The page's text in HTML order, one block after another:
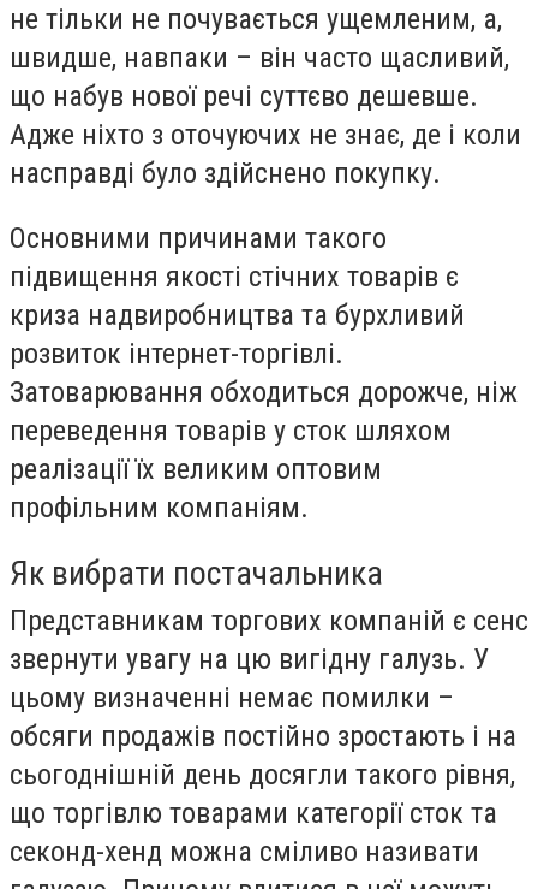
не тільки не почувається ущемленим, а,
швидше, навпаки – він часто щасливий,
що набув нової речі суттєво дешевше.
Адже ніхто з оточуючих не знає, де і коли
насправді було здійснено покупку.
Основними причинами такого
підвищення якості стічних товарів є
криза надвиробництва та бурхливий
розвиток інтернет-торгівлі.
Затоварювання обходиться дорожче, ніж
переведення товарів у сток шляхом
реалізації їх великим оптовим
профільним компаніям.
Як вибрати постачальника
Представникам торгових компаній є сенс
звернути увагу на цю вигідну галузь. У
цьому визначенні немає помилки –
обсяги продажів постійно зростають і на
сьогоднішній день досягли такого рівня,
що торгівлю товарами категорії сток та
секонд-хенд можна сміливо називати